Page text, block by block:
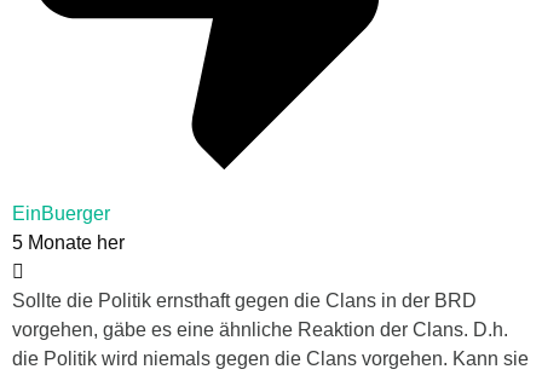
EinBuerger
5 Monate her
Sollte die Politik ernsthaft gegen die Clans in der BRD
vorgehen, gäbe es eine ähnliche Reaktion der Clans. D.h.
die Politik wird niemals gegen die Clans vorgehen. Kann sie